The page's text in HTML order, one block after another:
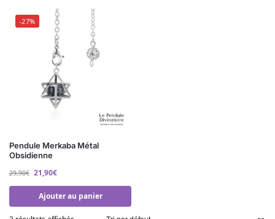
-27%
Pendule Merkaba Métal
Obsidienne
29,90€ 21,90€
Ajouter au panier